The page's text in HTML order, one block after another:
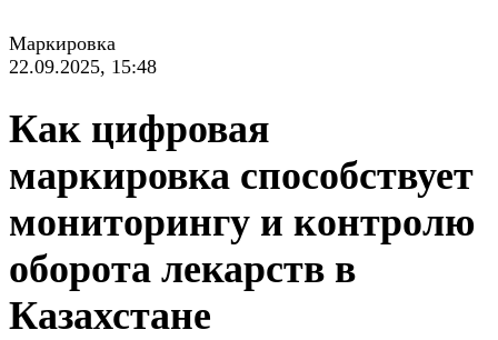
Маркировка
22.09.2025, 15:48
Как цифровая
маркировка способствует
мониторингу и контролю
оборота лекарств в
Казахстане